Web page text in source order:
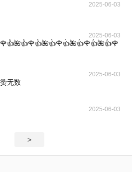
2025-06-03
2025-06-03
2025-06-03
无数
2025-06-03
>